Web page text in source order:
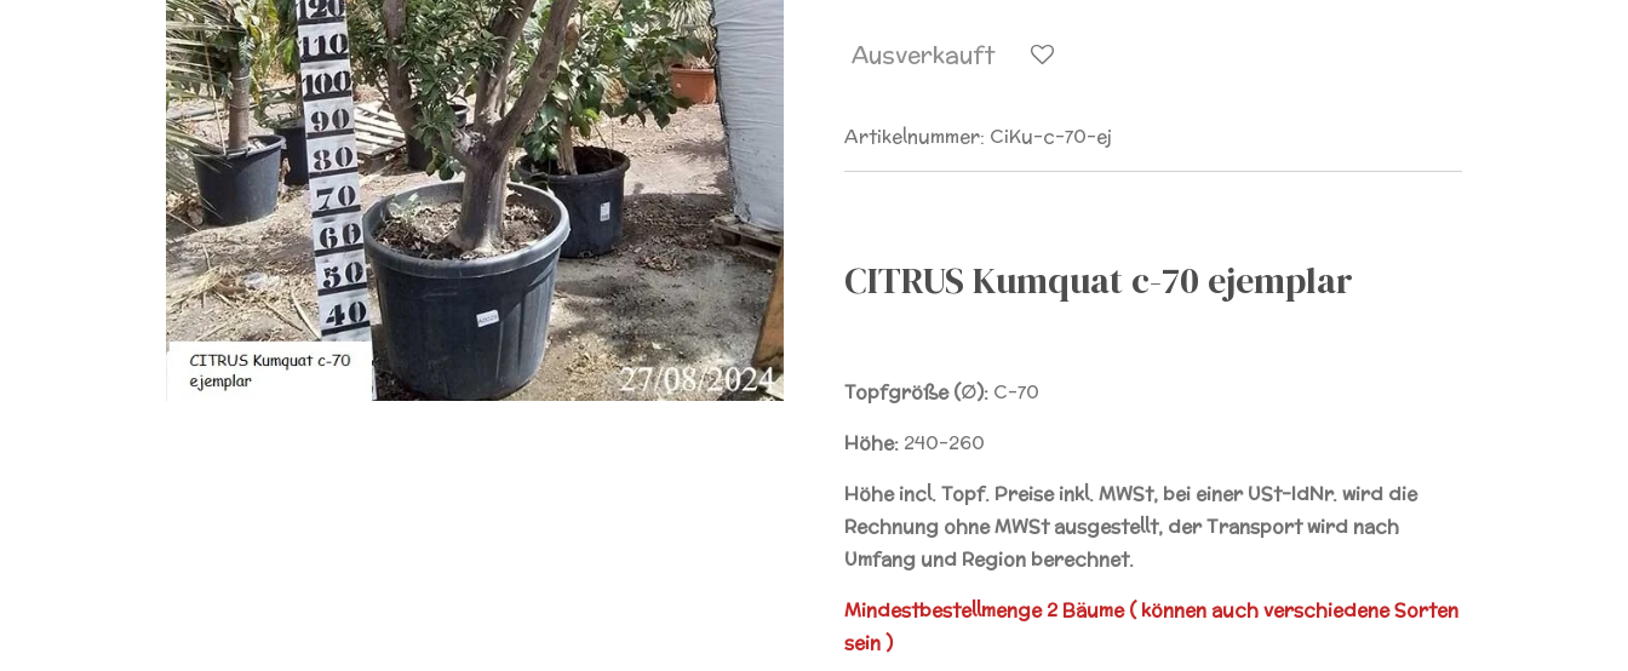
Ausverkauft
Artikelnummer: CiKu-c-70-ej
CITRUS Kumquat c-70 ejemplar
Topfgröße (∅): C-70
Höhe: 240-260
Höhe incl. Topf. Preise inkl. MWSt, bei einerUSt-IdNr.wird die
Rechnung ohne MWSt ausgestellt, der Transport wird nach
Umfang und Region berechnet.
Mindestbestellmenge 2 Bäume ( können auch verschiedene Sorten
sein )